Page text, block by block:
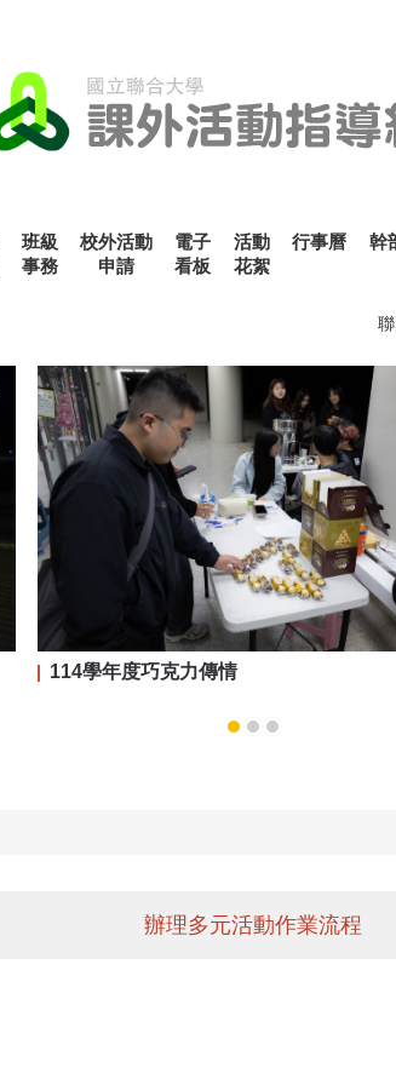
班級
事務
校外活動
申請
電子
看板
活動
花絮
行事曆 幹
114學年度巧克力傳情
辦理多元活動作業流程